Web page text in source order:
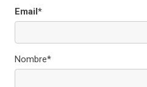
Email*
Nombre*